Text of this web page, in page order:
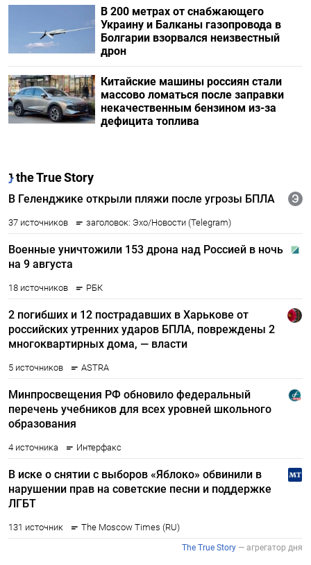
В 200 метрах от снабжающего
Украину и Балканы газопровода в
Болгарии взорвался неизвестный
дрон
Китайские машины россиян стали
массово ломаться после заправки
некачественным бензином из-за
дефицита топлива